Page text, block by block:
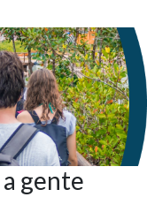
gente